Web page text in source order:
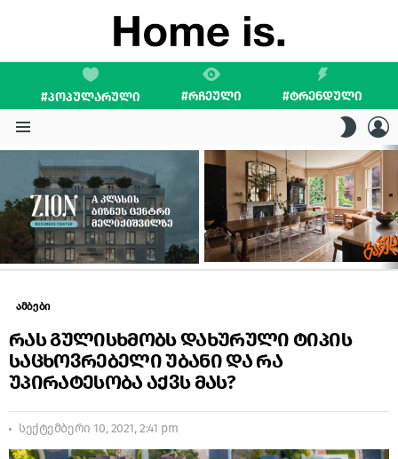
#ᲞᲝᲞᲣᲚᲐᲠᲣᲚᲘ #ᲠᲩᲔᲣᲚᲘ #ᲢᲠᲔᲜᲓᲣᲚᲘ
SKIN
STORIES
ამბები
რას გულისხმობს დახურული ტიპის
საცხოვრებელი უბანი და რა
უპირატესობა აქვს მას?
სექტემბერი 10, 2021, 2:41 pm